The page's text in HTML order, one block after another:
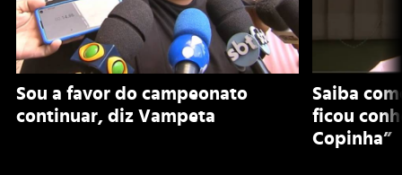
Sou a favor do campeonato
continuar, diz Vampeta
Saiba
ficou
Copinha”